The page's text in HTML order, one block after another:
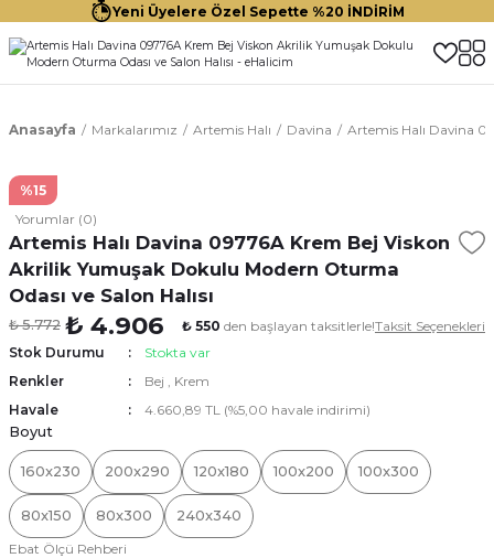
Yeni Üyelere Özel Sepette %20 İNDİRİM
Anasayfa Markalarımız Artemis Halı Davina Artemis Halı Davina
%15
Yorumlar (0)
Artemis Halı Davina 09776A Krem Bej Viskon
Akrilik Yumuşak Dokulu Modern Oturma
Odası ve Salon Halısı
₺ 5.772 ₺ 4.906 ₺ 550 den başlayan taksitlerle!Taksit Seçenekleri
Stok Durumu
Stokta var
Renkler
Bej , Krem
Havale
4.660,89 TL (%5,00 havale indirimi)
Boyut
160x230 200x290 120x180 100x200 100x300
80x150 80x300
240x340
Ebat Ölçü Rehberi